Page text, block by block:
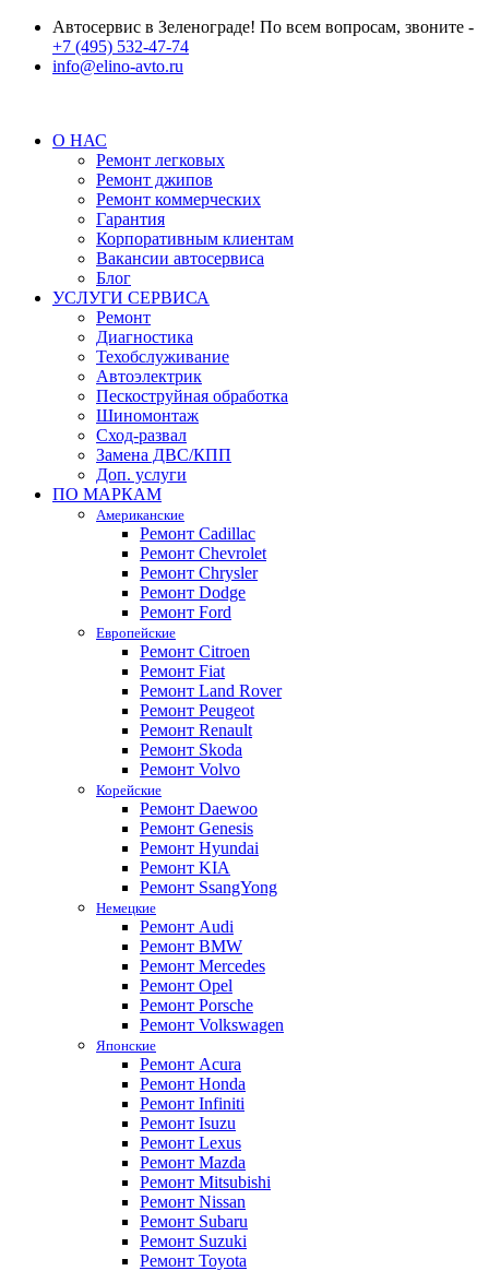
Автосервис в Зеленограде! По всем вопросам, звоните -
+7 (495) 532-47-74
info@elino-avto.ru
О НАС
Ремонт легковых
Ремонт джипов
Ремонт коммерческих
Гарантия
Корпоративным клиентам
Вакансии автосервиса
Блог
УСЛУГИ СЕРВИСА
Ремонт
Диагностика
Техобслуживание
Автоэлектрик
Пескоструйная обработка
Шиномонтаж
Сход-развал
Замена ДВС/КПП
Доп. услуги
ПО МАРКАМ
Американские
Ремонт Cadillac
Ремонт Chevrolet
Ремонт Chrysler
Ремонт Dodge
Ремонт Ford
Европейские
Ремонт Citroen
Ремонт Fiat
Ремонт Land Rover
Ремонт Peugeot
Ремонт Renault
Ремонт Skoda
Ремонт Volvo
Корейские
Ремонт Daewoo
Ремонт Genesis
Ремонт Hyundai
Ремонт KIA
Ремонт SsangYong
Немецкие
Ремонт Audi
Ремонт BMW
Ремонт Mercedes
Ремонт Opel
Ремонт Porsche
Ремонт Volkswagen
Японские
Ремонт Acura
Ремонт Honda
Ремонт Infiniti
Ремонт Isuzu
Ремонт Lexus
Ремонт Mazda
Ремонт Mitsubishi
Ремонт Nissan
Ремонт Subaru
Ремонт Suzuki
Ремонт Toyota